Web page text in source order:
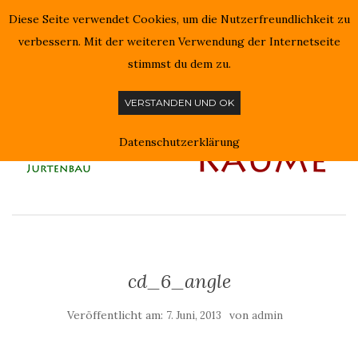
NAVIGATION EIN-/AUSSCHALTEN
cd_6_angle
Veröffentlicht am: 7. Juni, 2013 von admin
Diese Seite verwendet Cookies, um die Nutzerfreundlichkeit zu
verbessern. Mit der weiteren Verwendung der Internetseite
stimmst du dem zu.
VERSTANDEN UND OK
Datenschutzerklärung